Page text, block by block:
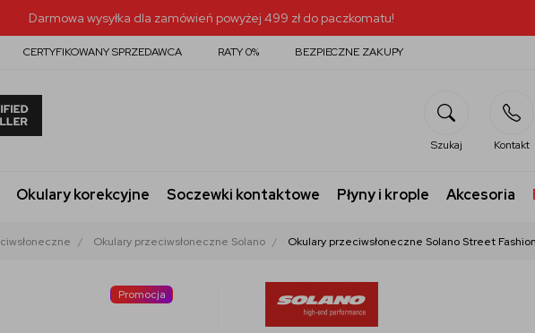
Darmowa wysyłka dla zamówień powyżej 499 zł do paczkomatu!
CERTYFIKOWANY SPRZEDAWCA RATY 0% BEZPIECZNE ZAKUPY
Szukaj Kontakt
Okulary korekcyjne Soczewki kontaktowe Płyny i krople Akcesoria
Okulary przeciwsłoneczne Solano Okulary przeciwsłoneczne Solano Street
Promocja